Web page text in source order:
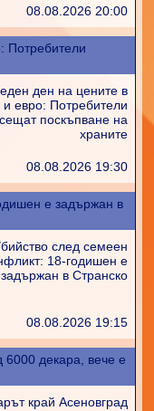
08.08.2026 20:00
Потребители
ден на цените в
и евро: Потребители
поскъпване на
храните
08.08.2026 19:30
е задържан в
след семеен
18-годишен е
задържан в Странско
08.08.2026 19:15
6000 декара, вече е
край Асеновград